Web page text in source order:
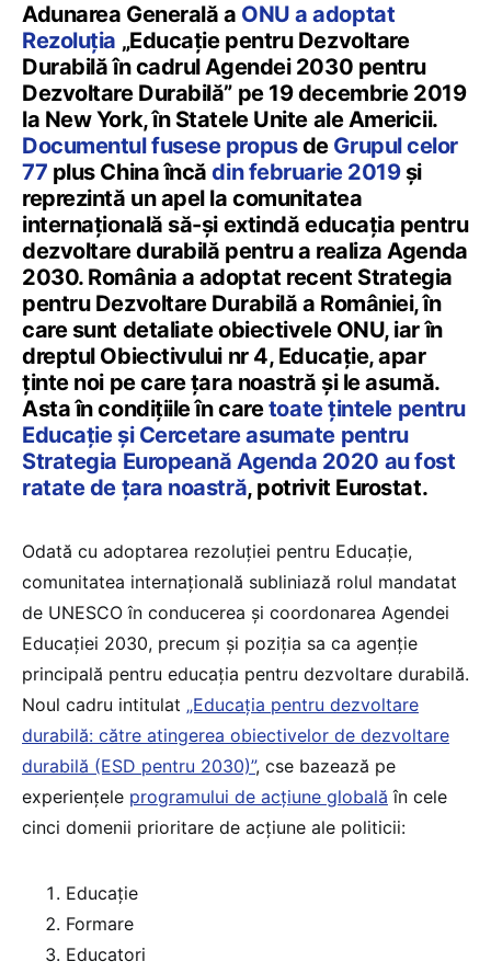
Adunarea Generală a ONU a adoptat
Rezoluţia „Educaţie pentru Dezvoltare
Durabilă în cadrul Agendei 2030 pentru
Dezvoltare Durabilă” pe 19 decembrie 2019
la New York, în Statele Unite ale Americii.
Documentul fusese propusde Grupul celor
77 plus China încădin februarie 2019şi
reprezintă un apel la comunitatea
internaţională să-și extindă educația pentru
dezvoltare durabilă pentru a realiza Agenda
2030. România a adoptat recent Strategia
pentru Dezvoltare Durabilă a României, în
care sunt detaliate obiectivele ONU, iar în
dreptul Obiectivului nr 4, Educaţie, apar
ţinte noi pe care ţara noastră şi le asumă.
Asta în condiţiile în caretoate ţintele pentru
Educaţie şi Cercetare asumate pentru
Strategia Europeană Agenda 2020 au fost
ratate de ţara noastră, potrivit Eurostat.
Odată cu adoptarea rezoluției pentru Educaţie,
comunitatea internațională subliniază rolul mandatat
de UNESCO în conducerea și coordonarea Agendei
Educației 2030, precum și poziția sa ca agenție
principală pentru educația pentru dezvoltare durabilă.
Noul cadru intitulat „Educația pentru dezvoltare
durabilă: către atingerea obiectivelor de dezvoltare
durabilă (ESD pentru 2030)”, cse bazează pe
experiențele programului de acțiune globală în cele
cinci domenii prioritare de acțiune ale politicii:
Educație
Formare
Educatori